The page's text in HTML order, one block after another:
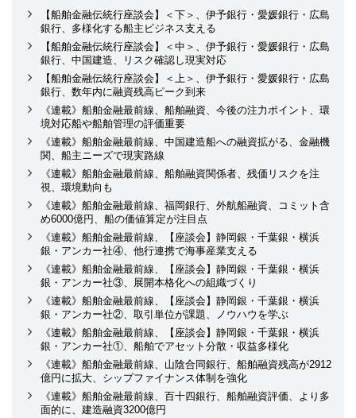
【船舶金融伝統行座談会】＜下＞、伊予銀行・愛媛銀行・広島
銀行、多様化する船主ビジネス支える
【船舶金融伝統行座談会】＜中＞、伊予銀行・愛媛銀行・広島
銀行、中国建造、リスク確認し現実対応
【船舶金融伝統行座談会】＜上＞、伊予銀行・愛媛銀行・広島
銀行、数年内に融資残高ピーク到来
《連載》船舶金融最前線、船舶融資、今後の注力ポイント、環
境対応船や船舶管理の評価重要
《連載》船舶金融最前線、中国建造船への融資拡がる、金融機
関、船主ニーズで現実路線
《連載》船舶金融最前線、船舶融資関係者、残価リスクを注
視、環境動向も
《連載》船舶金融最前線、福岡銀行、外航船融資、コミット含
め6000億円、船の価値算定が注目点
《連載》船舶金融最前線、【座談会】静岡銀・千葉銀・横浜
銀・アンカー社④、他行連携で海事産業支える
《連載》船舶金融最前線、【座談会】静岡銀・千葉銀・横浜
銀・アンカー社③、展開本格化への組織づくり
《連載》船舶金融最前線、【座談会】静岡銀・千葉銀・横浜
銀・アンカー社②、取引単位が課題、ノウハウを学ぶ
《連載》船舶金融最前線、【座談会】静岡銀・千葉銀・横浜
銀・アンカー社①、船舶でアセット分散・収益多様化
《連載》船舶金融最前線、山陰合同銀行、船舶融資残高が2912
億円に拡大、シップファイナンス体制を強化
《連載》船舶金融最前線、百十四銀行、船舶融資評価、より多
面的に、建造融資3200億円